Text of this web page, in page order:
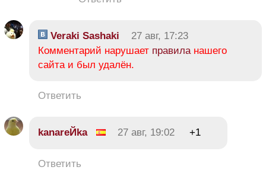
Veraki Sashaki
27 авг, 17:23
Комментарий нарушает правила нашего
сайта и был удалён.
Ответить
kanareЙka 27 авг, 19:02 +1
Ответить